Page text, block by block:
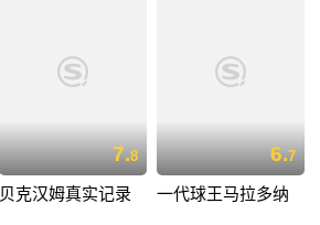
7.8
贝克汉姆真实记录
6.7
一代球王马拉多纳